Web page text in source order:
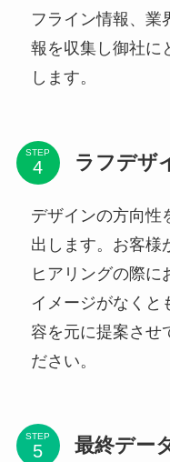
フライン情報、業
報を収集し御社に
します。
STEP ラフデザ
デザインの方向性
出します。お客様
ヒアリングの際に
イメージがなくと
容を元に提案させ
ださい。
STEP 最終デー